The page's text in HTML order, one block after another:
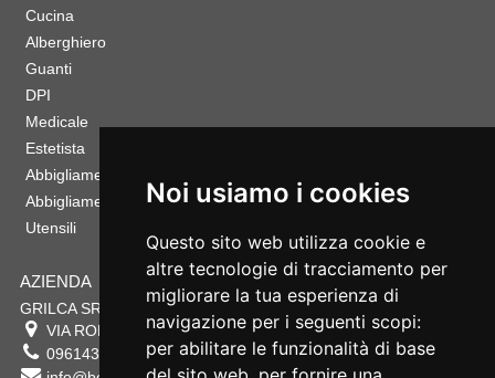
Noi usiamo i cookies
Questo sito web utilizza cookie e
altre tecnologie di tracciamento per
migliorare la tua esperienza di
navigazione per i seguenti scopi:
per abilitare le funzionalità di base
Cucina
Alberghiero
Guanti
DPI
Medicale
Estetista
Abbigliamento Sportivo
Abbigliamento Bambino
Utensili
AZIENDA
GRILCA SRL
VIA ROMA 180 88054 SERSALE CZ
0961432177